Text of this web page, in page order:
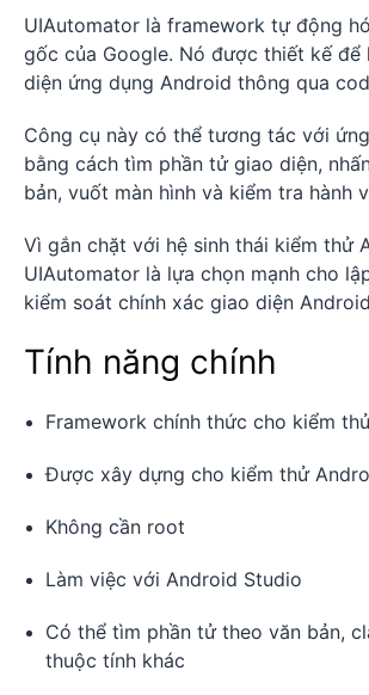
UIAutomator là framework tự động
gốc của Google. Nó được thiết kế để
diện ứng dụng Android thông qua
Công cụ này có thể tương tác với
bằng cách tìm phần tử giao diện,
bản, vuốt màn hình và kiểm tra hành
Vì gắn chặt với hệ sinh thái kiểm thử
UIAutomator là lựa chọn mạnh cho
kiểm soát chính xác giao diện
Tính năng chính
Framework chính thức cho kiểm
Được xây dựng cho kiểm thử
Không cần root
Làm việc với Android Studio
Có thể tìm phần tử theo văn bản,
thuộc tính khác